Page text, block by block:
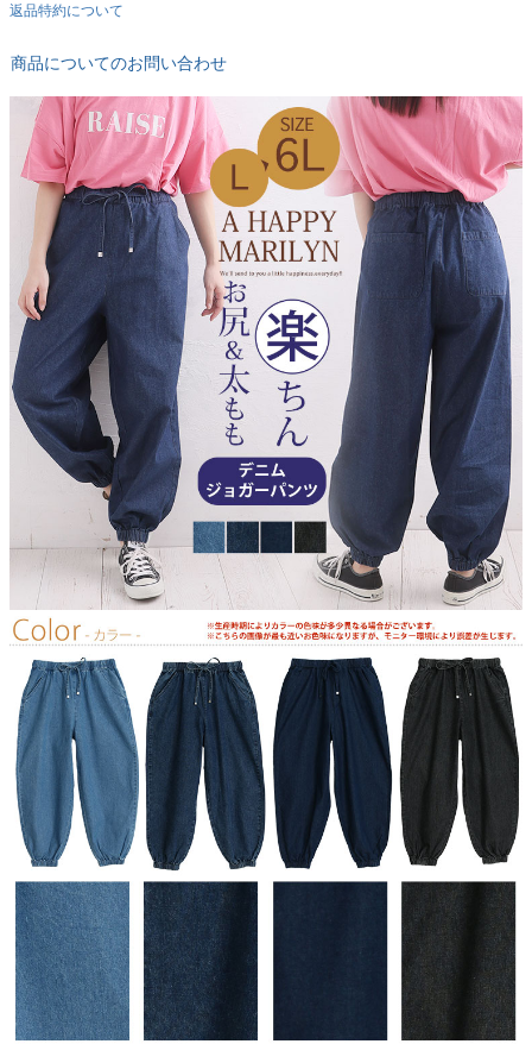
返品特約について
商品についてのお問い合わせ